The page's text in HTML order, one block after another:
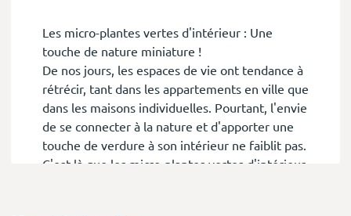
Les micro-plantes vertes d'intérieur : Une
touche de nature miniature !
De nos jours, les espaces de vie ont tendance à
rétrécir, tant dans les appartements en ville que
dans les maisons individuelles. Pourtant, l'envie
de se connecter à la nature et d'apporter une
touche de verdure à son intérieur ne faiblit pas.
C'est là que les micro-plantes vertes d'intérieur